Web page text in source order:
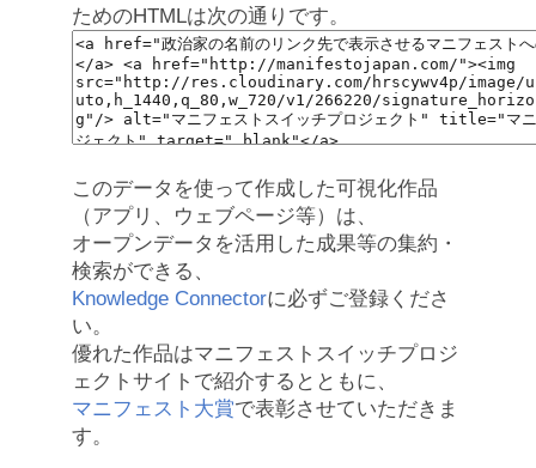
ためのHTMLは次の通りです。
このデータを使って作成した可視化作品
（アプリ、ウェブページ等）は、
オープンデータを活用した成果等の集約・
検索ができる、
Knowledge Connectorに必ずご登録くださ
い。
優れた作品はマニフェストスイッチプロジ
ェクトサイトで紹介するとともに、
マニフェスト大賞で表彰させていただきま
す。